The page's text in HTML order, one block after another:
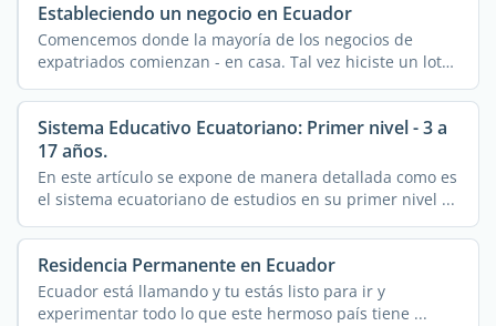
Estableciendo un negocio en Ecuador
Comencemos donde la mayoría de los negocios de
expatriados comienzan - en casa. Tal vez hiciste un lote
de ...
Sistema Educativo Ecuatoriano: Primer nivel - 3 a
17 años.
En este artículo se expone de manera detallada como es
el sistema ecuatoriano de estudios en su primer nivel ...
Residencia Permanente en Ecuador
Ecuador está llamando y tu estás listo para ir y
experimentar todo lo que este hermoso país tiene ...